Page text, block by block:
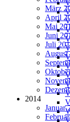
März
April
Mai
Juni
Juli
August
2014
Januar